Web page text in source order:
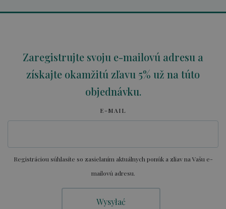
Zaregistrujte svoju e-mailovú adresu a
získajte okamžitú zľavu 5% už na túto
objednávku.
E-MAIL
Registráciou súhlasíte so zasielaním aktuálnych ponúk a zliav na Vašu e-
mailovú adresu.